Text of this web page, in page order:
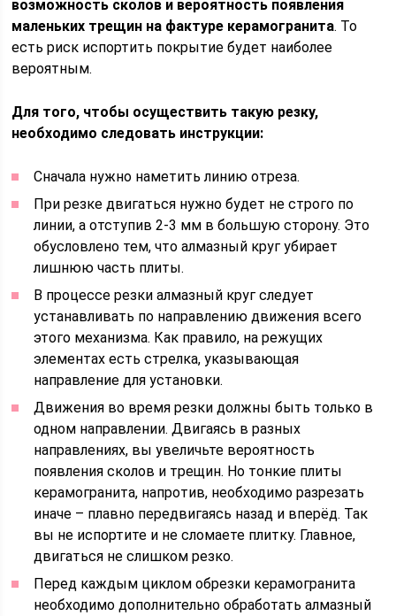
возможность сколов и вероятность появления
маленьких трещин на фактуре керамогранита. То
есть риск испортить покрытие будет наиболее
вероятным.
Для того, чтобы осуществить такую резку,
необходимо следовать инструкции:
Сначала нужно наметить линию отреза.
При резке двигаться нужно будет не строго по
линии, а отступив 2-3 мм в большую сторону. Это
обусловлено тем, что алмазный круг убирает
лишнюю часть плиты.
В процессе резки алмазный круг следует
устанавливать по направлению движения всего
этого механизма. Как правило, на режущих
элементах есть стрелка, указывающая
направление для установки.
Движения во время резки должны быть только в
одном направлении. Двигаясь в разных
направлениях, вы увеличьте вероятность
появления сколов и трещин. Но тонкие плиты
керамогранита, напротив, необходимо разрезать
иначе – плавно передвигаясь назад и вперёд. Так
вы не испортите и не сломаете плитку. Главное,
двигаться не слишком резко.
Перед каждым циклом обрезки керамогранита
необходимо дополнительно обработать алмазный